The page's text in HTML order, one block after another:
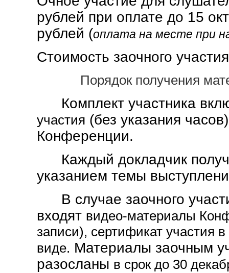
рублей при оплате до 15
рублей (оплата на месте при
Стоимость заочного
Порядок получения
Комплект участника
участия (без указания
Конференции.
Каждый докладчик
указанием темы
В случае заочного
входят видео-материалы
записи), сертификат участия
виде. Материалы заочным
разосланы в срок до 30